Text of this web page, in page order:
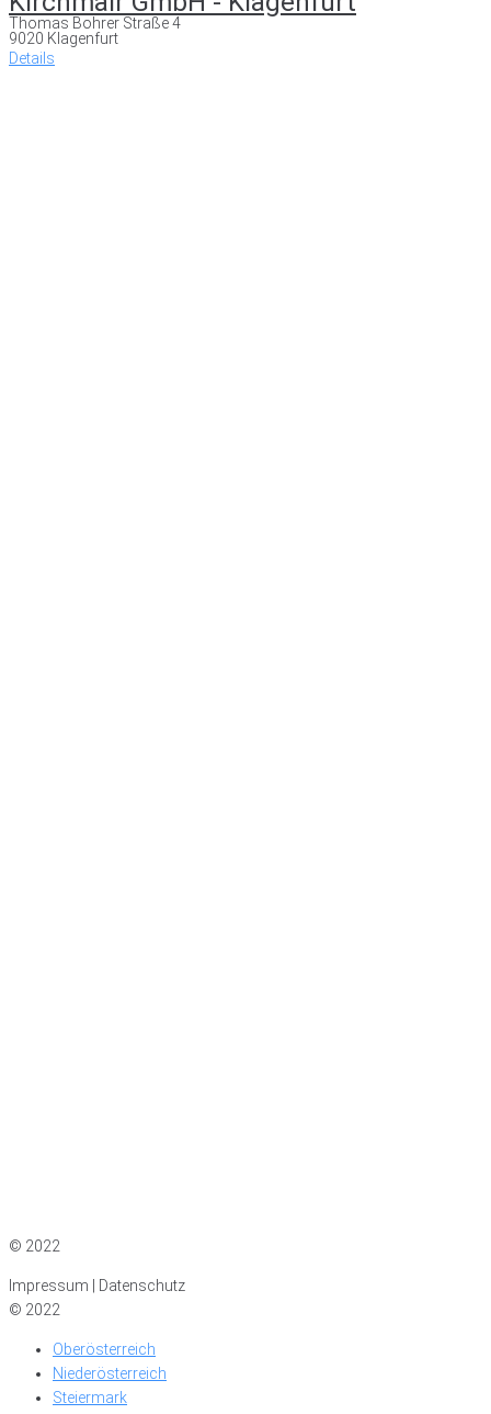
Thomas Bohrer Straße 4
9020 Klagenfurt
Details
© 2022
Impressum | Datenschutz
© 2022
Oberösterreich
Niederösterreich
Steiermark